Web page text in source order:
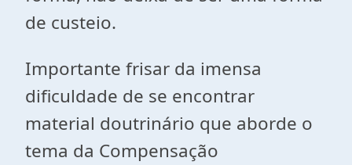
de custeio.
Importante frisar da imensa
dificuldade de se encontrar
material doutrinário que aborde o
tema da Compensação